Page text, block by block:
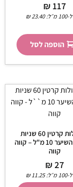
₪117
₪23.40
הוספה לסל
אמפולות קרטין 60 שניות
לשיקום השיער 10 מ"ל – קווה
קווה
₪27
₪11.25